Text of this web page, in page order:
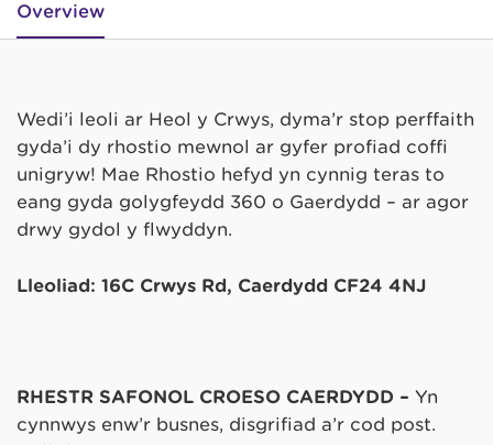
Overview
Wedi’i leoli ar Heol y Crwys, dyma’r stop perffaith
gyda’i dŷ rhostio mewnol ar gyfer profiad coffi
unigryw! Mae Rhostio hefyd yn cynnig teras to
eang gyda golygfeydd 360 o Gaerdydd – ar agor
drwy gydol y flwyddyn.
Lleoliad: 16C Crwys Rd, Caerdydd CF24 4NJ
RHESTR SAFONOL CROESO CAERDYDD – Yn
cynnwys enw’r busnes, disgrifiad a’r cod post.